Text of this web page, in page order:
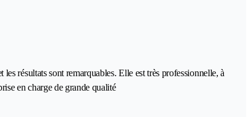
résultats sont remarquables. Elle est très professionnelle, à
en charge de grande qualité